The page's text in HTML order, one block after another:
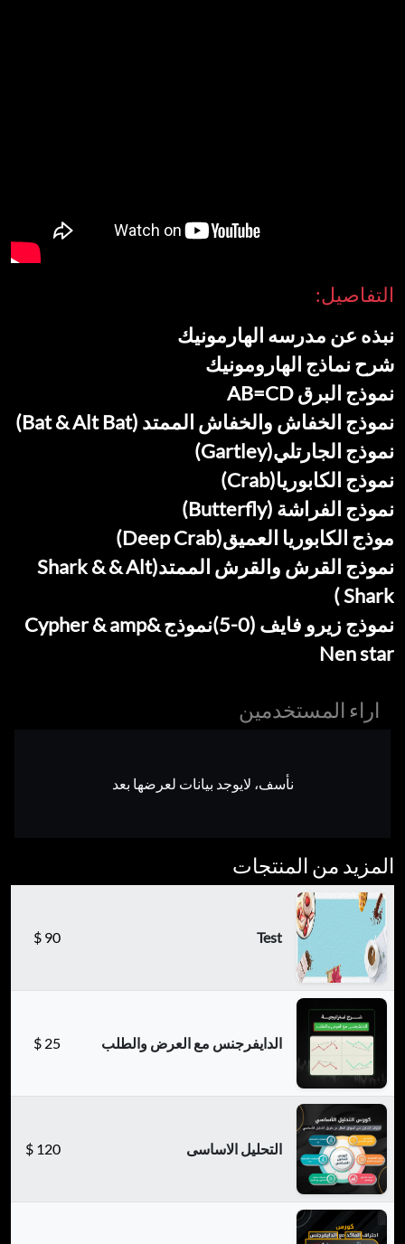
التفاصيل:
نبذه عن مدرسه الهارمونيك
شرح نماذج الهارومونيك
نموذج البرق AB=CD
نموذج الخفاش والخفاش الممتد (Bat & Alt Bat)
نموذج الجارتلي(Gartley)
نموذج الكابوريا(Crab)
نموذج الفراشة (Butterfly)
موذج الكابوريا العميق(Deep Crab)
نموذج القرش والقرش الممتد(Shark & & Alt
Shark )
نموذج زيرو فايف (0-5)نموذج Cypher & amp&
Nen star
اراء المستخدمين
نأسف، لايوجد بيانات لعرضها بعد
المزيد من المنتجات
Test
90
$
الدايفرجنس مع العرض والطلب 25
$
التحليل الاساسى 120
$